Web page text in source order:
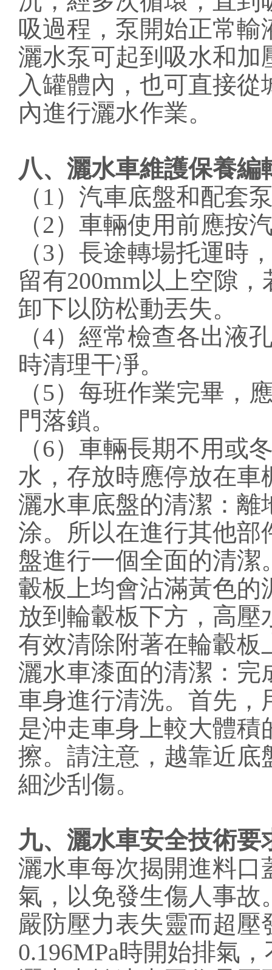
吸過程，泵開始正常輸
灑水泵可起到吸水和加
入罐體內，也可直接
內進行灑水作業。
八、灑水車維護保養編
（1）汽車底盤和配套
（2）車輛使用前應按
（3）長途轉場托運時
留有200mm以上空隙
卸下以防松動丟失。
（4）經常檢查各出液
時清理干凈。
（5）每班作業完畢，
門落鎖。
（6）車輛長期不用或
水，存放時應停放在車
灑水車底盤的清潔：離
涂。所以在進行其他部
盤進行一個全面的清潔
轂板上均會沾滿黃色
放到輪轂板下方，高
有效清除附著在輪轂板
灑水車漆面的清潔：完
車身進行清洗。首先，
是沖走車身上較大體
擦。請注意，越靠近底
細沙刮傷。
九、灑水車安全技術要
灑水車每次揭開進料口
氣，以免發生傷人事
嚴防壓力表失靈而超
0.196MPa時開始排氣